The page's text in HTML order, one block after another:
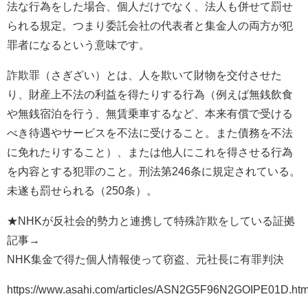
法な行為をした場合、個人だけでなく、法人も併せて罰せ
られる規定。つまり委託会社の代表者と集金人の両方が犯
罪者になるという意味です。
詐欺罪（さぎざい）とは、人を欺いて財物を交付させた
り、財産上不法の利益を得たりする行為（例えば無銭飲食
や無銭宿泊を行う、無賃乗車するなど、本来有償で受ける
べき待遇やサービスを不法に受けること。また債務を不法
に免れたりすること）、または他人にこれを得させる行為
を内容とする犯罪のこと。刑法第246条に規定されている。
未遂も罰せられる（250条）。
★NHKが反社会的勢力と連携して特殊詐欺をしている証拠
記事→
NHK集金で得た個人情報使って窃盗、元社長に有罪判決
https://www.asahi.com/articles/